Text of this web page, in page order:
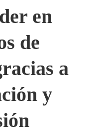
en
de
a
y